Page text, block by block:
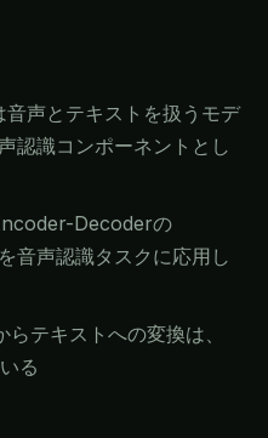
声とテキストを扱うモデ
認識コンポーネントとし
Decoderの
音声認識タスクに応用し
テキストへの変換は、
る